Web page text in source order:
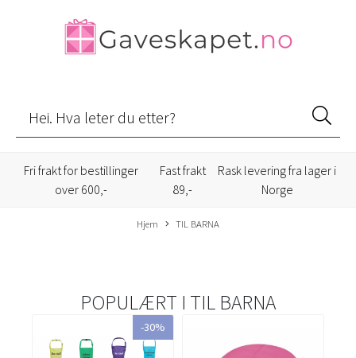
Fri frakt for bestillinger
over 600,-
Fast frakt
89,-
Rask levering fra lager i
Norge
Hjem TIL BARNA
POPULÆRT I TIL BARNA
-30%